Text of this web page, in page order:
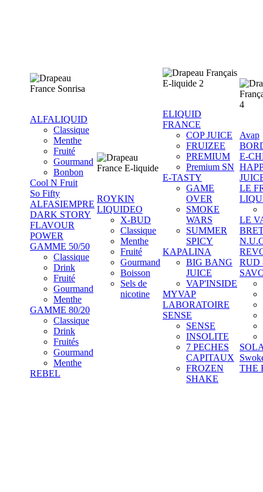
ALFALIQUID
Classique
Menthe
Fruité
Gourmand
Bonbon
Cool N Fruit
So Fifty
ALFASIEMPRE
DARK STORY
FLAVOUR
POWER
GAMME 50/50
Classique
Drink
Fruité
Gourmand
Menthe
GAMME 80/20
Classique
Drink
Fruités
Gourmand
Menthe
REBEL
ROYKIN
LIQUIDEO
X-BUD
Classique
Menthe
Fruité
Gourmand
Boisson
Sels de
nicotine
ELIQUID
FRANCE
COP JUICE
FRUIZEE
PREMIUM
Premium SN
E-TASTY
GAME
OVER
SMOKE
WARS
SUMMER
SPICY
KAPALINA
BIG BANG
JUICE
VAP'INSIDE
MYVAP
LABORATOIRE
SENSE
SENSE
INSOLITE
7 PECHES
CAPITAUX
FROZEN
SHAKE
Avap
E-
LE
LE
RUD
THE